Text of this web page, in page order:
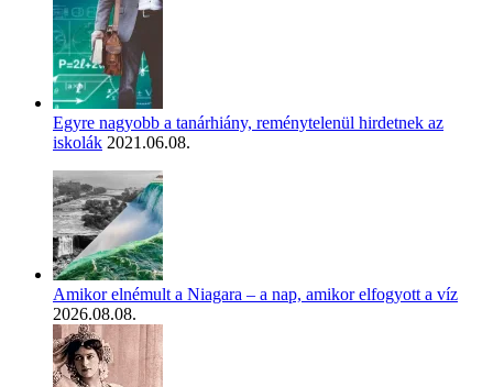
Egyre nagyobb a tanárhiány, reménytelenül hirdetnek az
iskolák 2021.06.08.
Amikor elnémult a Niagara – a nap, amikor elfogyott a víz
2026.08.08.